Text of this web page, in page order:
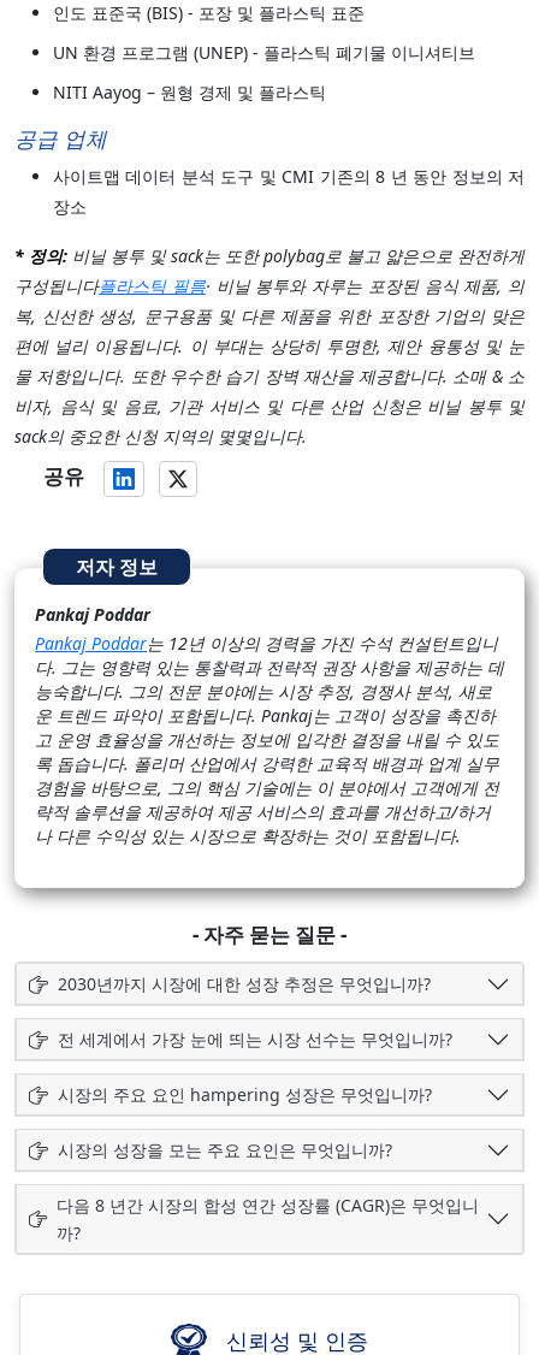
인도 표준국 (BIS) - 포장 및 플라스틱 표준
UN 환경 프로그램 (UNEP) - 플라스틱 폐기물 이니셔티브
NITI Aayog – 원형 경제 및 플라스틱
공급 업체
사이트맵 데이터 분석 도구 및 CMI 기존의 8 년 동안 정보의 저
장소
* 정의: 비닐 봉투 및 sack는 또한 polybag로 불고 얇은으로 완전하게
구성됩니다플라스틱 필름· 비닐 봉투와 자루는 포장된 음식 제품, 의
복, 신선한 생성, 문구용품 및 다른 제품을 위한 포장한 기업의 맞은
편에 널리 이용됩니다. 이 부대는 상당히 투명한, 제안 융통성 및 눈
물 저항입니다. 또한 우수한 습기 장벽 재산을 제공합니다. 소매 & 소
비자, 음식 및 음료, 기관 서비스 및 다른 산업 신청은 비닐 봉투 및
sack의 중요한 신청 지역의 몇몇입니다.
공유
저자 정보
Pankaj Poddar
Pankaj Poddar는 12년 이상의 경력을 가진 수석 컨설턴트입니
다. 그는 영향력 있는 통찰력과 전략적 권장 사항을 제공하는 데
능숙합니다. 그의 전문 분야에는 시장 추정, 경쟁사 분석, 새로
운 트렌드 파악이 포함됩니다. Pankaj는 고객이 성장을 촉진하
고 운영 효율성을 개선하는 정보에 입각한 결정을 내릴 수 있도
록 돕습니다. 폴리머 산업에서 강력한 교육적 배경과 업계 실무
경험을 바탕으로, 그의 핵심 기술에는 이 분야에서 고객에게 전
략적 솔루션을 제공하여 제공 서비스의 효과를 개선하고/하거
나 다른 수익성 있는 시장으로 확장하는 것이 포함됩니다.
- 자주 묻는 질문 -
2030년까지 시장에 대한 성장 추정은 무엇입니까?
전 세계에서 가장 눈에 띄는 시장 선수는 무엇입니까?
시장의 주요 요인 hampering 성장은 무엇입니까?
시장의 성장을 모는 주요 요인은 무엇입니까?
다음 8 년간 시장의 합성 연간 성장률 (CAGR)은 무엇입니
까?
신뢰성 및 인증